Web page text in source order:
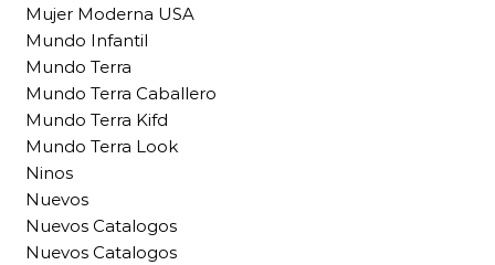
Mujer Moderna USA
Mundo Infantil
Mundo Terra
Mundo Terra Caballero
Mundo Terra Kifd
Mundo Terra Look
Ninos
Nuevos
Nuevos Catalogos
Nuevos Catalogos